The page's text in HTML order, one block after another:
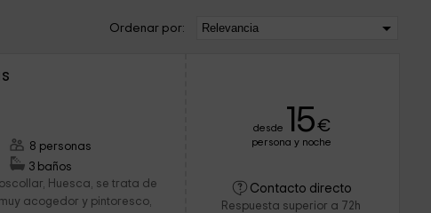
Ordenar por:
8 personas
3 baños
Huesca, se trata de
acogedor y pintoresco,
desde 15€
persona y noche
Contacto directo
Respuesta superior a 72h